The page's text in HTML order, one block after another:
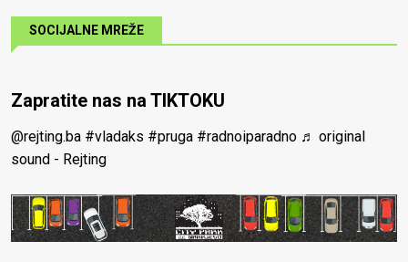
SOCIJALNE MREŽE
Zapratite nas na TIKTOKU
@rejting.ba #vladaks #pruga #radnoiparadno ♬ original
sound - Rejting